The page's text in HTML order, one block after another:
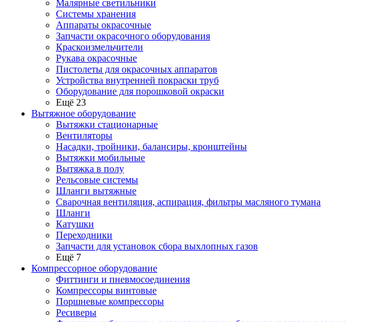
Малярные светильники
Системы хранения
Аппараты окрасочные
Запчасти окрасочного оборудования
Краскоизмельчители
Рукава окрасочные
Пистолеты для окрасочных аппаратов
Устройства внутренней покраски труб
Оборудование для порошковой окраски
Ещё 23
Вытяжное оборудование
Вытяжки стационарные
Вентиляторы
Насадки, тройники, балансиры, кронштейны
Вытяжки мобильные
Вытяжка в полу
Рельсовые системы
Шланги вытяжные
Сварочная вентиляция, аспирация, фильтры масляного тумана
Шланги
Катушки
Переходники
Запчасти для установок сбора выхлопных газов
Ещё 7
Компрессорное оборудование
Фиттинги и пневмосоединения
Компрессоры винтовые
Поршневые компрессоры
Ресиверы